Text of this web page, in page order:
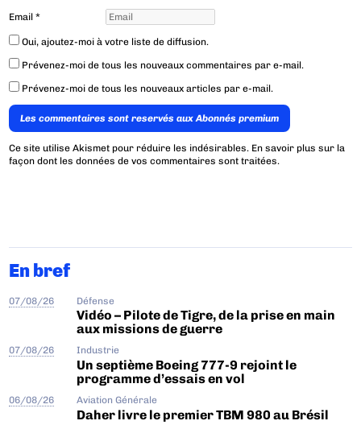
Email*
Oui, ajoutez-moi à votre liste de diffusion.
Prévenez-moi de tous les nouveaux commentaires par e-mail.
Prévenez-moi de tous les nouveaux articles par e-mail.
Les commentaires sont reservés aux Abonnés premium
Ce site utilise Akismet pour réduire les indésirables. En savoir plus sur la
façon dont les données de vos commentaires sont traitées.
En bref
07/08/26 Défense
Vidéo – Pilote de Tigre, de la prise en main
aux missions de guerre
07/08/26 Industrie
Un septième Boeing 777-9 rejoint le
programme d’essais en vol
06/08/26 Aviation Générale
Daher livre le premier TBM 980 au Brésil